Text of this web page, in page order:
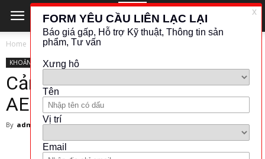
Home KHOẢNG CÁCH - VỊ TRÍ
KHOẢNG CÁCH - VỊ TRÍ
Cảm biến tiệm cận điện cảm
AECO SI18-CE8 PNP NO- Ý
By admin - 25 February 2024 130
3463